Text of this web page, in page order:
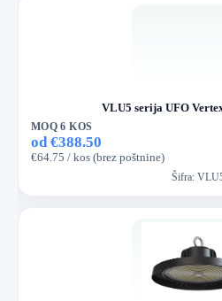
VLU5 serija UFO
MOQ 6 KOS
od €388.50
€64.75 / kos (brez poštnine)
Šifra: